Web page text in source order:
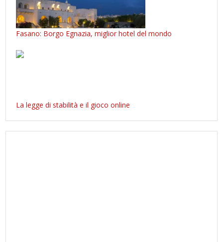
Fasano: Borgo Egnazia, miglior hotel del mondo
La legge di stabilità e il gioco online